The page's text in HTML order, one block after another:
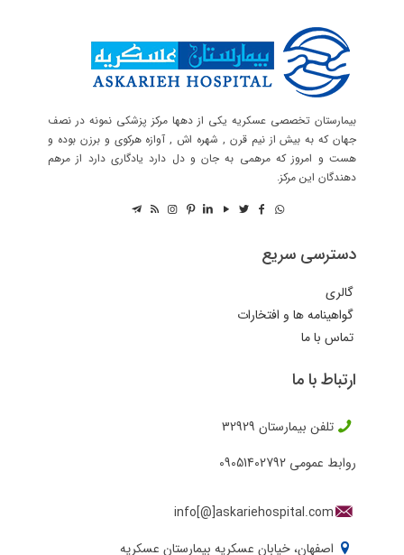
بیمارستان تخصصی عسکریه یکی از دهها مرکز پزشکی نمونه در نصف
جهان که به بیش از نیم قرن , شهره اش , آوازه هرکوی و برزن بوده و
هست و امروز که مرهمی به جان و دل دارد یادگاری دارد از مرهم
دهندگان این مرکز.
دسترسی سریع
گالری
گواهینامه ها و افتخارات
تماس با ما
ارتباط با ما
تلفن بیمارستان 32929
روابط عمومی 09051402792
info[@]askariehospital.com
اصفهان، خیابان عسکریه بیمارستان عسکریه